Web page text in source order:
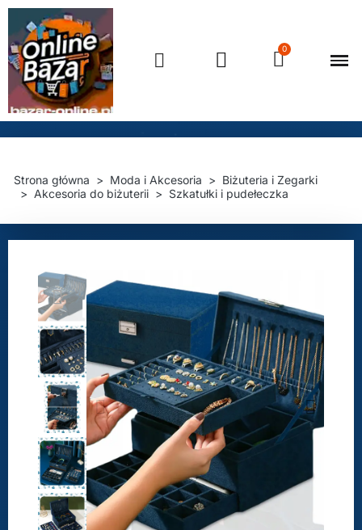
Strona główna Moda i Akcesoria
Biżuteria i Zegarki
Akcesoria do biżuterii
Szkatułki i pudełeczka